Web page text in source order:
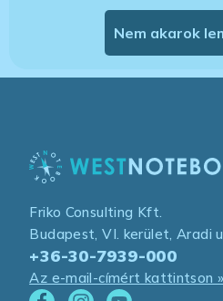
Friko Consulting Kft.
Budapest, VI. kerület, Aradi
+36-30-7939-000
Az e-mail-címért kattintson »